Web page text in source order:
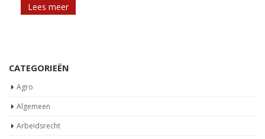
Lees meer
CATEGORIEËN
Agro
Algemeen
Arbeidsrecht